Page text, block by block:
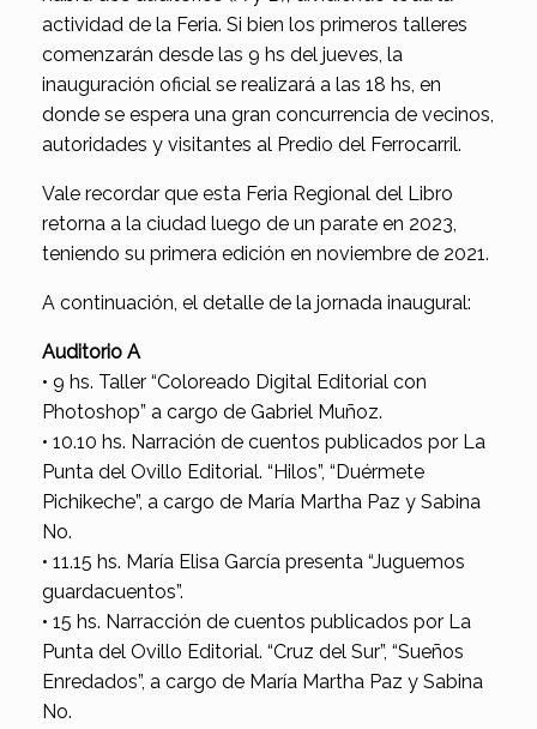
actividad de la Feria. Si bien los primeros talleres
comenzarán desde las 9 hs del jueves, la
inauguración oficial se realizará a las 18 hs, en
donde se espera una gran concurrencia de vecinos,
autoridades y visitantes al Predio del Ferrocarril.
Vale recordar que esta Feria Regional del Libro
retorna a la ciudad luego de un parate en 2023,
teniendo su primera edición en noviembre de 2021.
A continuación, el detalle de la jornada inaugural:
Auditorio A
• 9 hs. Taller “Coloreado Digital Editorial con
Photoshop” a cargo de Gabriel Muñoz.
• 10.10 hs. Narración de cuentos publicados por La
Punta del Ovillo Editorial. “Hilos”, “Duérmete
Pichikeche”, a cargo de María Martha Paz y Sabina
No.
• 11.15 hs. María Elisa García presenta “Juguemos
guardacuentos”.
• 15 hs. Narracción de cuentos publicados por La
Punta del Ovillo Editorial. “Cruz del Sur”, “Sueños
Enredados”, a cargo de María Martha Paz y Sabina
No.